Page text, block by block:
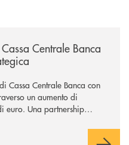
Centrale Banca
Cassa Centrale Banca con
un aumento di
euro. Una partnership
per ampliare l’offerta e